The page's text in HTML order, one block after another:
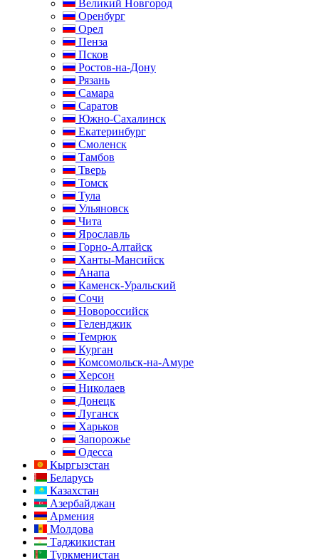
Великий Новгород
Оренбург
Орел
Пенза
Псков
Ростов-на-Дону
Рязань
Самара
Саратов
Южно-Сахалинск
Екатеринбург
Смоленск
Тамбов
Тверь
Томск
Тула
Ульяновск
Чита
Ярославль
Горно-Алтайск
Ханты-Мансийск
Анапа
Каменск-Уральский
Сочи
Новороссийск
Геленджик
Темрюк
Курган
Комсомольск-на-Амуре
Херсон
Николаев
Донецк
Луганск
Харьков
Запорожье
Одесса
Кыргызстан
Беларусь
Казахстан
Азербайджан
Армения
Молдова
Таджикистан
Туркменистан